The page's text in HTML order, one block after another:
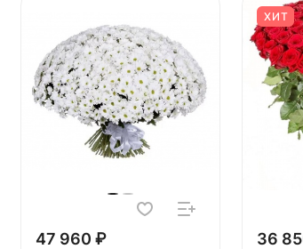
47 960 ₽
ХИТ
36